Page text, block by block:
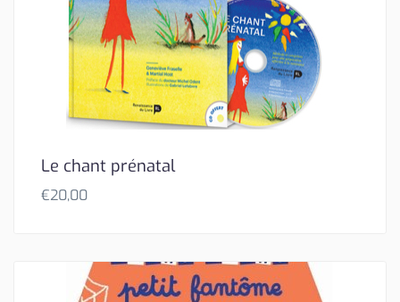
Le chant prénatal
€20,00